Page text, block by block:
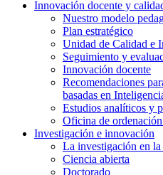
Innovación docente y
Nuestro modelo
Plan estratégico
Unidad de Calidad e
Seguimiento y
Innovación docente
Recomendaciones
basadas en
Estudios analíticos y
Oficina de
Investigación e innovación
La investigación en
Ciencia abierta
Doctorado